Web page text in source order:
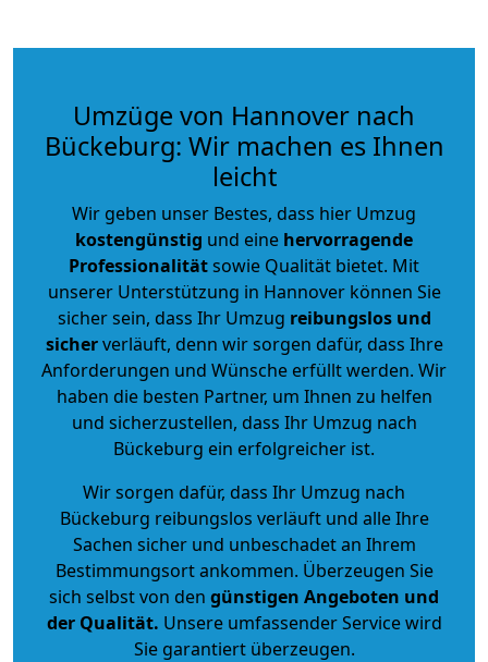
Umzüge von Hannover nach
Bückeburg: Wir machen es Ihnen
leicht
Wir geben unser Bestes, dass hier Umzug
kostengünstig und eine hervorragende
Professionalitätsowie Qualität bietet. Mit
unserer Unterstützung in Hannover können Sie
sicher sein, dass Ihr Umzug reibungslos und
sicherverläuft, denn wir sorgen dafür, dass Ihre
Anforderungen und Wünsche erfüllt werden. Wir
haben die besten Partner, um Ihnen zu helfen
und sicherzustellen, dass Ihr Umzug nach
Bückeburg ein erfolgreicher ist.
Wir sorgen dafür, dass Ihr Umzug nach
Bückeburg reibungslos verläuft und alle Ihre
Sachen sicher und unbeschadet an Ihrem
Bestimmungsort ankommen. Überzeugen Sie
sich selbst von den günstigen Angeboten und
der Qualität. Unsere umfassender Service wird
Sie garantiert überzeugen.